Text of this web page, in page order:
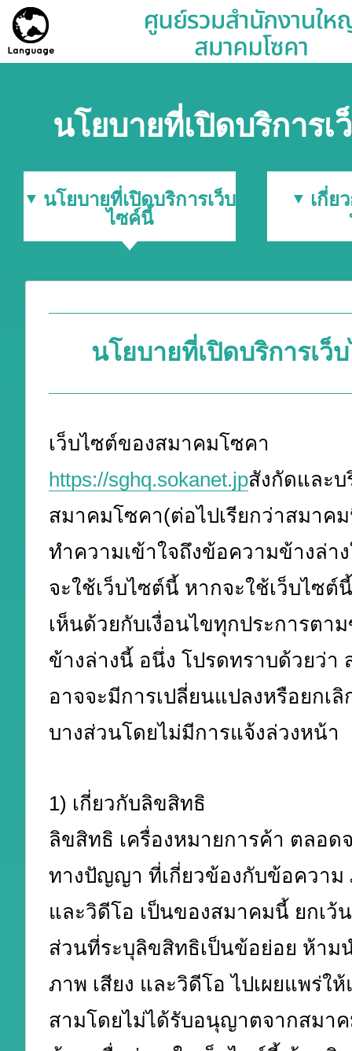
นโยบายที่เปิดบริการเ
นโยบายที่เปิดบริการเว็บ
ไซค์นี้
เกี่ย
นโยบายที่เปิดบริการเว็
เว็บไซต์ของสมาคมโซคา
https://sghq.sokanet.jpสังกัดและบ
สมาคมโซคา(ต่อไปเรียกว่าสมาค
ทำความเข้าใจถึงข้อความข้างล่า
จะใช้เว็บไซต์นี้ หากจะใช้เว็บไซต์
เห็นด้วยกับเงื่อนไขทุกประการตา
ข้างล่างนี้ อนึ่ง โปรดทราบด้วยว่า
อาจจะมีการเปลี่ยนแปลงหรือยกเ
บางส่วนโดยไม่มีการแจ้งล่วงหน้า
1) เกี่ยวกับลิขสิทธิ
ลิขสิทธิ เครื่องหมายการค้า ตลอด
ทางปัญญา ที่เกี่ยวข้องกับข้อความ
และวิดีโอ เป็นของสมาคมนี้ ยกเว้
ส่วนที่ระบุลิขสิทธิเป็นข้อย่อย ห้าม
ภาพ เสียง และวิดีโอ ไปเผยแพร่ใ
สามโดยไม่ได้รับอนุญาตจากสมา